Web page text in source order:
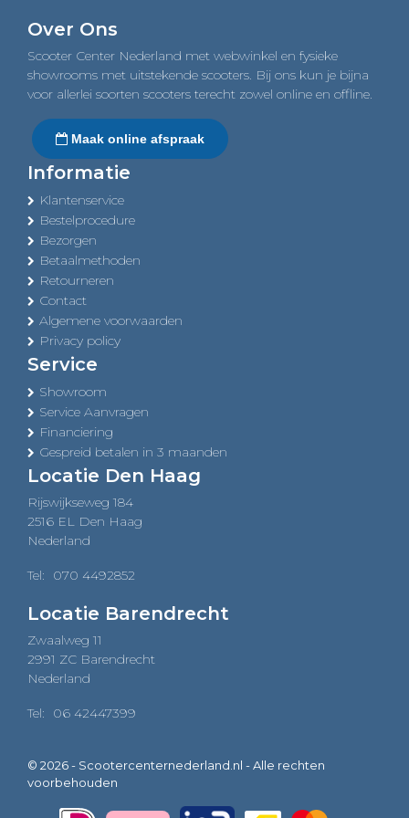
navigation
Over Ons
Scooter Center Nederland met webwinkel en fysieke
showrooms met uitstekende scooters. Bij ons kun je bijna
voor allerlei soorten scooters terecht zowel online en offline.
Maak online afspraak
Informatie
Klantenservice
Bestelprocedure
Bezorgen
Betaalmethoden
Retourneren
Contact
Algemene voorwaarden
Privacy policy
Service
Showroom
Service Aanvragen
Financiering
Gespreid betalen in 3 maanden
Locatie Den Haag
Rijswijkseweg 184
2516 EL Den Haag
Nederland
Tel: 070 4492852
Locatie Barendrecht
Zwaalweg 11
2991 ZC Barendrecht
Nederland
Tel: 06 42447399
© 2026 - Scootercenternederland.nl - Alle rechten
voorbehouden